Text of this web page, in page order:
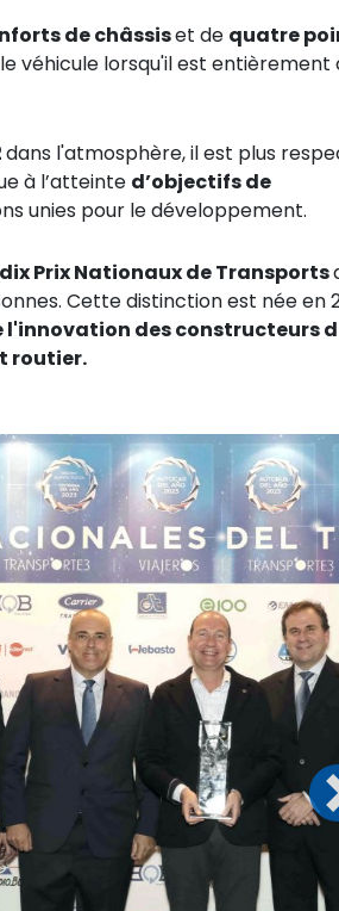
de châssiset de quatre
véhicule lorsqu'il est entièrement
dans l'atmosphère, il est plus
à l’atteinte d’objectifs de
unies pour le développement.
Prix Nationaux de Transports
Cette distinction est née en
des constructeurs
routier.